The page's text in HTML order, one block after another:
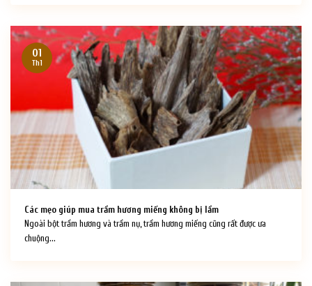
Các mẹo giúp mua trầm hương miếng không bị lầm
Ngoài bột trầm hương và trầm nụ, trầm hương miếng cũng rất được ưa
chuộng...
01
Th1